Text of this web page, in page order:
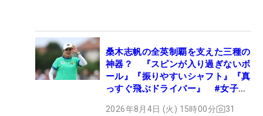
桑木志帆の全英制覇を支えた三種の
神器？ 『スピンが入り過ぎないボ
ール』『振りやすいシャフト』『真
っすぐ飛ぶドライバー』 #女子プ
2026年8月4日 (火) 15時00分 31